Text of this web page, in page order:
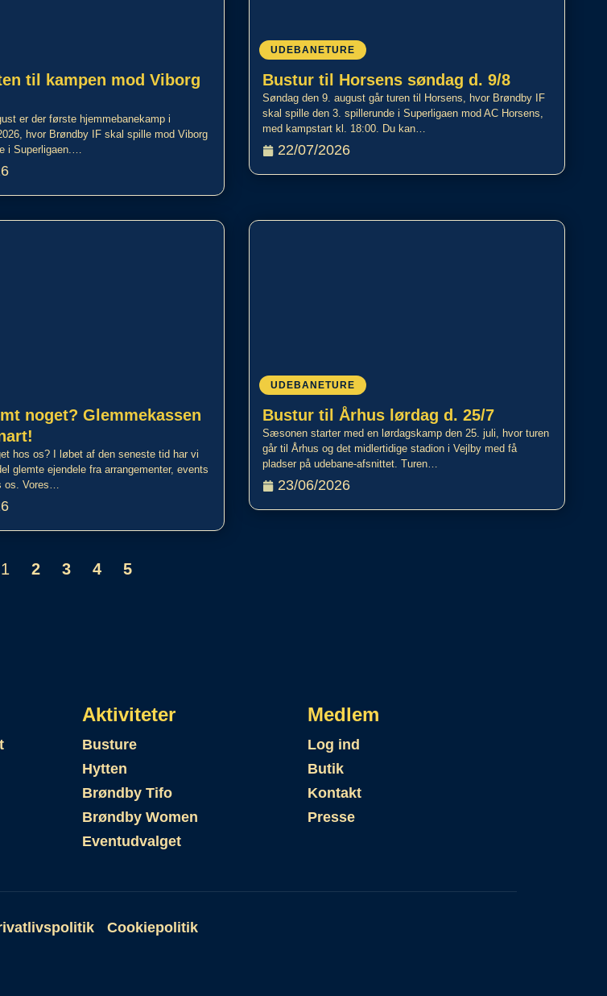
til kampen mod Viborg
er der første hjemmebanekamp i
hvor Brøndby IF skal spille mod Viborg
i Superligaen.…
UDEBANETURE
Bustur til Horsens søndag d. 9/8
Søndag den 9. august går turen til Horsens, hvor Brøndby IF
skal spille den 3. spillerunde i Superligaen mod AC Horsens,
med kampstart kl. 18:00. Du kan…
22/07/2026
noget? Glemmekassen
hos os? I løbet af den seneste tid har vi
glemte ejendele fra arrangementer, events
os. Vores…
UDEBANETURE
Bustur til Århus lørdag d. 25/7
Sæsonen starter med en lørdagskamp den 25. juli, hvor turen
går til Århus og det midlertidige stadion i Vejlby med få
pladser på udebane-afsnittet. Turen…
23/06/2026
1 2 3 4 5
Aktiviteter
Busture
Hytten
Brøndby Tifo
Brøndby Women
Eventudvalget
Medlem
Log ind
Butik
Kontakt
Presse
Cookiepolitik